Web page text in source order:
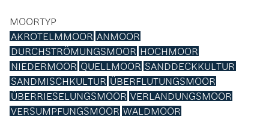
MOORTYP
AKROTELMMOOR ANMOOR
DURCHSTRÖMUNGSMOOR HOCHMOOR
NIEDERMOOR QUELLMOOR SANDDECKKULTUR
SANDMISCHKULTUR ÜBERFLUTUNGSMOOR
ÜBERRIESELUNGSMOOR VERLANDUNGSMOOR
VERSUMPFUNGSMOOR WALDMOOR